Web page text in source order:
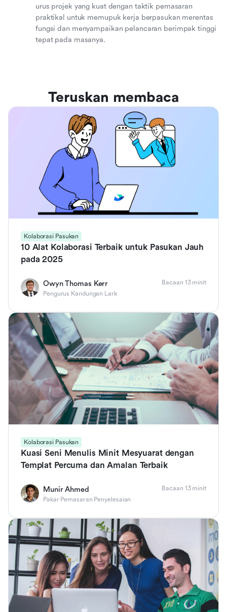
urus projek yang kuat dengan taktik pemasaran
praktikal untuk memupuk kerja berpasukan merentas
fungsi dan menyampaikan pelancaran berimpak tinggi
tepat pada masanya.
Teruskan membaca
Kolaborasi Pasukan
10 Alat Kolaborasi Terbaik untuk Pasukan Jauh
pada 2025
Owyn Thomas Kerr
Pengurus Kandungan Lark
Bacaan 13 minit
Kolaborasi Pasukan
Kuasi Seni Menulis Minit Mesyuarat dengan
Templat Percuma dan Amalan Terbaik
Munir Ahmed
Pakar Pemasaran Penyelesaian
Bacaan 13 minit